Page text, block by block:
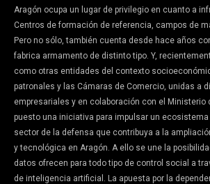
Aragón ocupa un lugar de privilegio en cuanto a
Centros de formación de referencia, campos de
Pero no sólo, también cuenta desde hace años
fabrica armamento de distinto tipo. Y,
como otras entidades del contexto
patronales y las Cámaras de Comercio, unidas a
empresariales y en colaboración con el Ministerio
puesto una iniciativa para impulsar un ecosistema
sector de la defensa que contribuya a la
y tecnológica en Aragón. A ello se une la
datos ofrecen para todo tipo de control social a
de inteligencia artificial. La apuesta por la